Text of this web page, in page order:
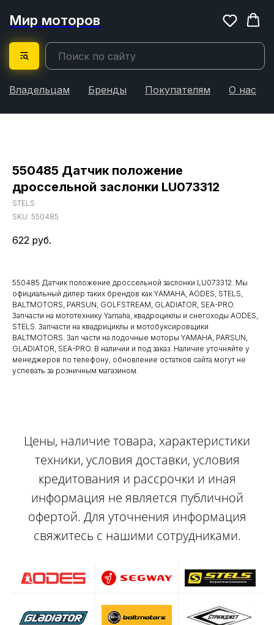
Мир моторов
Владельцам Бренды Покупателям О нас
550485 Датчик положение
дроссельной заслонки LU073312
STELS
SKU: 550485
622 руб.
550485 Датчик положение дроссельной заслонки LU073312. Мы
официальный дилер таких брендов как YAMAHA, AODES, STELS,
BALTMOTORS, PARSUN, GOLFSTREAM, GLADIATOR, SEA-PRO.
Запчасти на мототехнику Yamaha, квадроциклы и снегоходы AODES,
STELS. Запчасти на квадрициклы и мотобуксировщики
BALTMOTORS. Зап части на лодочные моторы YAMAHA, PARSUN,
GLADIATOR, SEA-PRO. В наличии и под заказ. Наличие уточняйте у
менеджеров по телефону, обновление остатков сайта могут не
успевать за розничным магазином.
Цены, наличие товара, характеристики
техники, условия доставки, условия
кредитования и рассрочки и иная
информация не является публичной
офертой. Для уточнения информация
свяжитесь с нашими сотрудниками.